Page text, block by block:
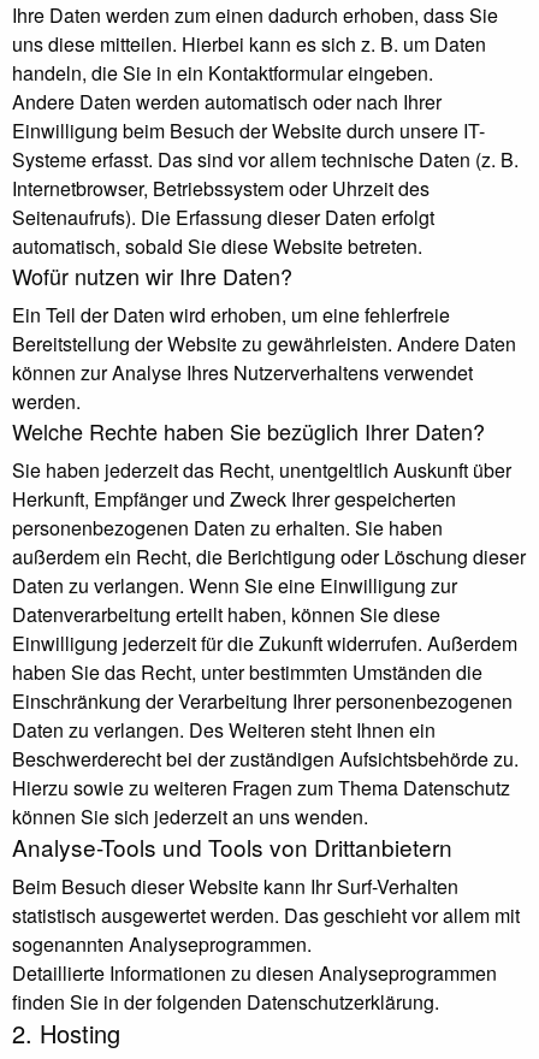
Ihre Daten werden zum einen dadurch erhoben, dass Sie
uns diese mitteilen. Hierbei kann es sich z. B. um Daten
handeln, die Sie in ein Kontaktformular eingeben.
Andere Daten werden automatisch oder nach Ihrer
Einwilligung beim Besuch der Website durch unsere IT-
Systeme erfasst. Das sind vor allem technische Daten (z. B.
Internetbrowser, Betriebssystem oder Uhrzeit des
Seitenaufrufs). Die Erfassung dieser Daten erfolgt
automatisch, sobald Sie diese Website betreten.
Wofür nutzen wir Ihre Daten?
Ein Teil der Daten wird erhoben, um eine fehlerfreie
Bereitstellung der Website zu gewährleisten. Andere Daten
können zur Analyse Ihres Nutzerverhaltens verwendet
werden.
Welche Rechte haben Sie bezüglich Ihrer Daten?
Sie haben jederzeit das Recht, unentgeltlich Auskunft über
Herkunft, Empfänger und Zweck Ihrer gespeicherten
personenbezogenen Daten zu erhalten. Sie haben
außerdem ein Recht, die Berichtigung oder Löschung dieser
Daten zu verlangen. Wenn Sie eine Einwilligung zur
Datenverarbeitung erteilt haben, können Sie diese
Einwilligung jederzeit für die Zukunft widerrufen. Außerdem
haben Sie das Recht, unter bestimmten Umständen die
Einschränkung der Verarbeitung Ihrer personenbezogenen
Daten zu verlangen. Des Weiteren steht Ihnen ein
Beschwerderecht bei der zuständigen Aufsichtsbehörde zu.
Hierzu sowie zu weiteren Fragen zum Thema Datenschutz
können Sie sich jederzeit an uns wenden.
Analyse-Tools und Tools von Dritt­anbietern
Beim Besuch dieser Website kann Ihr Surf-Verhalten
statistisch ausgewertet werden. Das geschieht vor allem mit
sogenannten Analyseprogrammen.
Detaillierte Informationen zu diesen Analyseprogrammen
finden Sie in der folgenden Datenschutzerklärung.
2. Hosting